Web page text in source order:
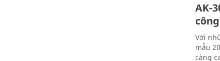
AK-
Với
mẫu
càng